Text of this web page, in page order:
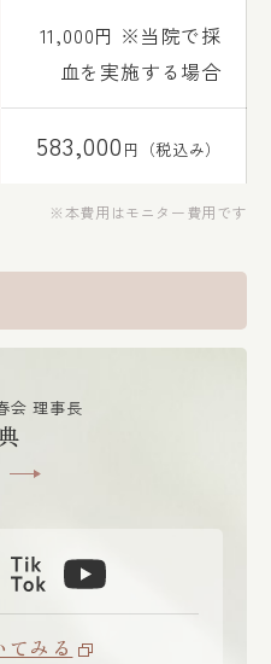
11,000円 ※当院で採
血を実施する場合
583,000 円（税込み）
本費用はモニター費用です
会 理事長
みる